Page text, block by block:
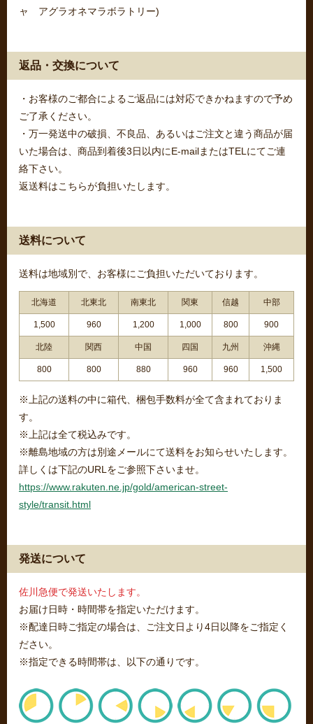
ャ アグラオネマラボラトリー)
返品・交換について
・お客様のご都合によるご返品には対応できかねますので予め
ご了承ください。
・万一発送中の破損、不良品、あるいはご注文と違う商品が届
いた場合は、商品到着後3日以内にE-mailまたはTELにてご連
絡下さい。
返送料はこちらが負担いたします。
送料について
送料は地域別で、お客様にご負担いただいております。
北海道 北東北 南東北 関東 信越 中部
1,500 960 1,200 1,000 800 900
北陸 関西 中国 四国 九州 沖縄
800 800 880 960 960 1,500
※上記の送料の中に箱代、梱包手数料が全て含まれておりま
す。
※上記は全て税込みです。
※離島地域の方は別途メールにて送料をお知らせいたします。
詳しくは下記のURLをご参照下さいませ。
https://www.rakuten.ne.jp/gold/american-street-
style/transit.html
発送について
佐川急便で発送いたします。
お届け日時・時間帯を指定いただけます。
※配達日時ご指定の場合は、ご注文日より4日以降をご指定く
ださい。
※指定できる時間帯は、以下の通りです。